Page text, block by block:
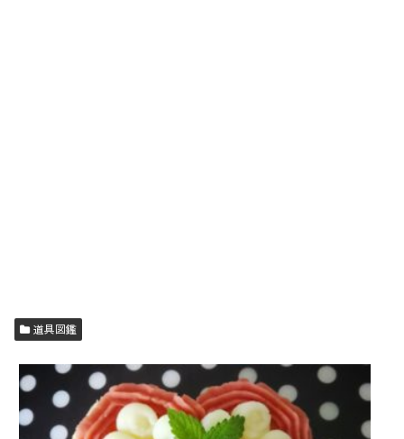
道具図鑑